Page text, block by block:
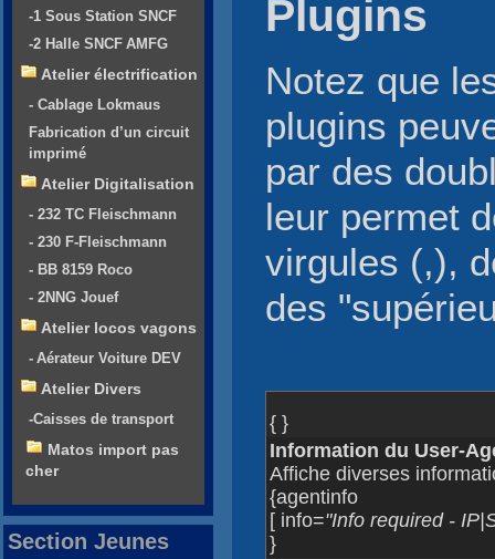
Plugins
Notez que
plugins
par des
leur permet
virgules (,),
des
{ }
Information du User-
Affiche diverses
{agentinfo
[ info="Info required -
}
-1 Sous Station SNCF
-2 Halle SNCF AMFG
Atelier électrification
- Cablage Lokmaus
Fabrication d’un circuit
imprimé
Atelier Digitalisation
- 232 TC Fleischmann
- 230 F-Fleischmann
- BB 8159 Roco
- 2NNG Jouef
Atelier locos vagons
- Aérateur Voiture DEV
Atelier Divers
-Caisses de transport
Matos import pas
cher
Section Jeunes